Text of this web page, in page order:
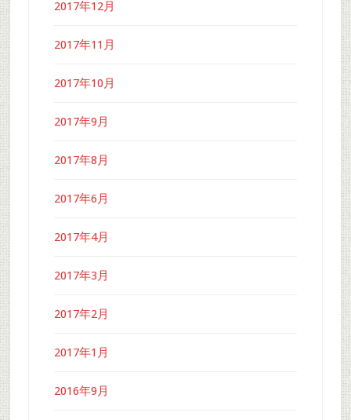
2017年12月
2017年11月
2017年10月
2017年9月
2017年8月
2017年6月
2017年4月
2017年3月
2017年2月
2017年1月
2016年9月